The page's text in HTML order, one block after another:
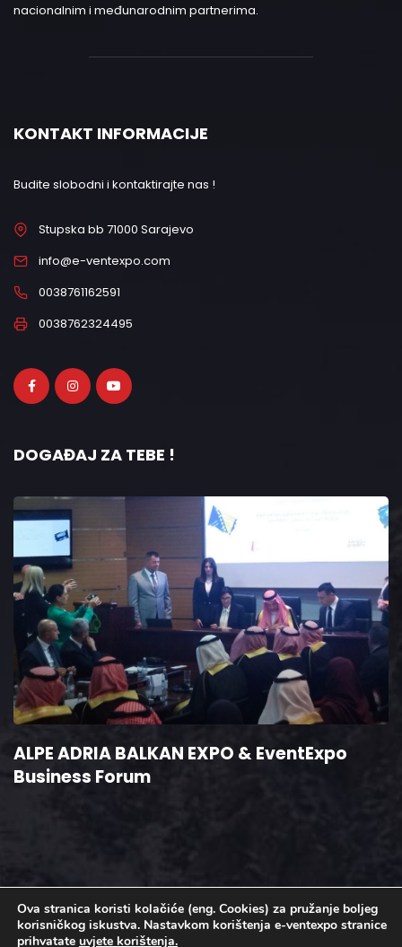
nacionalnim i međunarodnim partnerima.
KONTAKT INFORMACIJE
Budite slobodni i kontaktirajte nas !
Stupska bb 71000 Sarajevo
info@e-ventexpo.com
0038761162591
0038762324495
DOGAĐAJ ZA TEBE !
ALPE ADRIA BALKAN EXPO & EventExpo
Business Forum
Ova stranica koristi kolačiće (eng. Cookies) za pružanje boljeg
korisničkog iskustva. Nastavkom korištenja e-ventexpo stranice
prihvatate uvjete korištenja.